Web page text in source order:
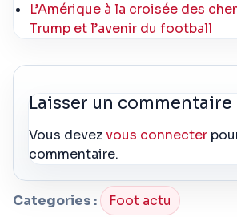
L’Amérique à la croisée des
Trump et l’avenir du football
Laisser un commentaire
Vous devezvous connecter
commentaire.
Categories : Foot actu